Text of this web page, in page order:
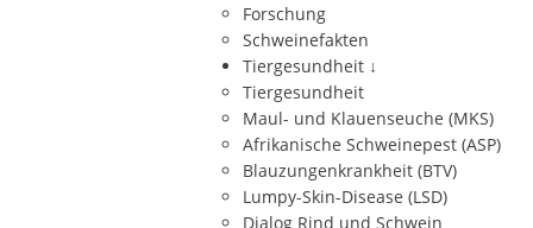
Forschung
Schweinefakten
Tiergesundheit ↓
Tiergesundheit
Maul- und Klauenseuche (MKS)
Afrikanische Schweinepest (ASP)
Blauzungenkrankheit (BTV)
Lumpy-Skin-Disease (LSD)
Dialog Rind und Schwein